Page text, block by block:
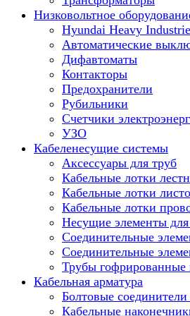
Низковольтное
Hyundai Heavy
Автоматические
Дифавтоматы
Контакторы
Предохранители
Рубильники
Счетчики
УЗО
Кабеленесущие системы
Аксессуары для труб
Кабельные лотки
Кабельные лотки
Кабельные лотки
Несущие элементы для
Соединительные
Соединительные
Трубы
Кабельная арматура
Болтовые
Кабельные